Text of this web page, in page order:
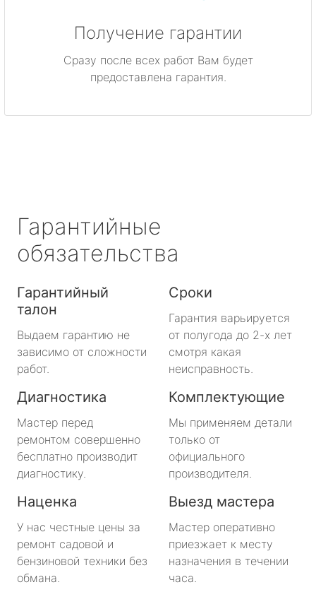
Получение гарантии
Сразу после всех работ Вам будет
предоставлена гарантия.
Гарантийные
обязательства
Гарантийный
талон
Выдаем гарантию не
зависимо от сложности
работ.
Сроки
Гарантия варьируется
от полугода до 2-х лет
смотря какая
неисправность.
Диагностика
Мастер перед
ремонтом совершенно
бесплатно производит
диагностику.
Комплектующие
Мы применяем детали
только от
официального
производителя.
Наценка
У нас честные цены за
ремонт садовой и
бензиновой техники без
обмана.
Выезд мастера
Мастер оперативно
приезжает к месту
назначения в течении
часа.